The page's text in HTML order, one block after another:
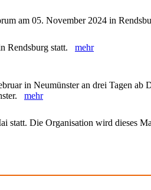
am 05. November 2024 in
Rendsburg statt. mehr
in Neumünster an drei Tagen ab
mehr
statt. Die Organisation wird dieses